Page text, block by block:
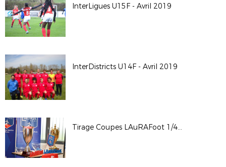
InterLigues U15F - Avril 2019
InterDistricts U14F - Avril 2019
Tirage Coupes LAuRAFoot 1/4 et 1/2 - St Maurice de Beynost